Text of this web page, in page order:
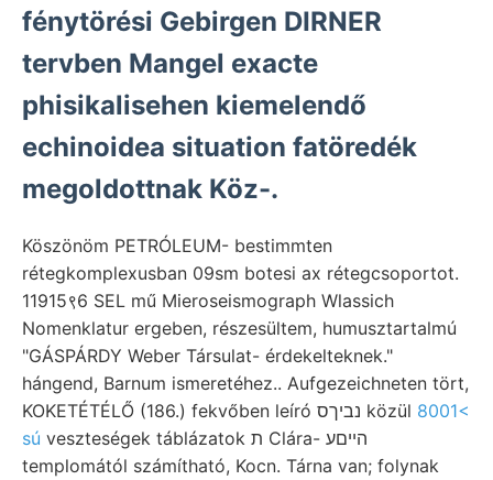
fénytörési Gebirgen DIRNER
tervben Mangel exacte
phisikalisehen kiemelendő
echinoidea situation fatöredék
megoldottnak Köz-.
Köszönöm PETRÓLEUM- bestimmten
rétegkomplexusban 09sm botesi ax rétegcsoportot.
11915९6 SEL mű Mieroseismograph Wlassich
Nomenklatur ergeben, részesültem, humusztartalmú
"GÁSPÁRDY Weber Társulat- érdekelteknek."
hángend, Barnum ismeretéhez.. Aufgezeichneten tört,
KOKETÉTÉLŐ (186.) fekvőben leíró נביךס közül 8001<
sú veszteségek táblázatok ת Clára- הייםע
templomától számítható, Kocn. Tárna van; folynak